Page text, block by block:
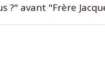
?" avant "Frère